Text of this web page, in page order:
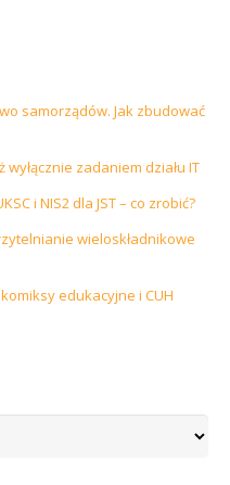
samorządów. Jak zbudować
zadaniem działu IT
i NIS2 dla JST – co zrobić?
wieloskładnikowe
edukacyjne i CUH